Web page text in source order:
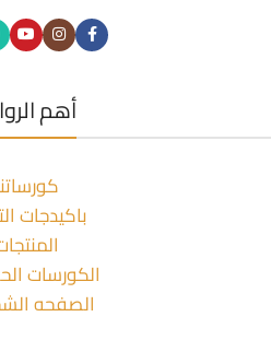
أهم
باكيدجات
الكورسات
الصفحه